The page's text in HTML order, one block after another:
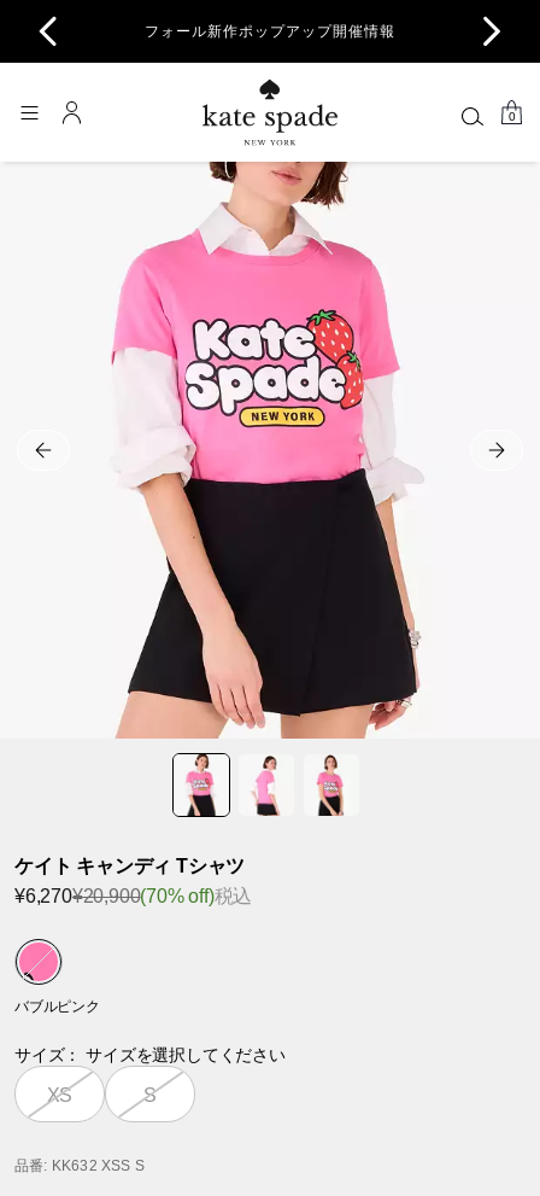
フォール新作ポップアップ開催情報
0
ケイト キャンディ Tシャツ
¥6,270¥20,900(70% off)税込
バブルピンク
サイズ： サイズを選択してください
XS S
品番: KK632 XSS S